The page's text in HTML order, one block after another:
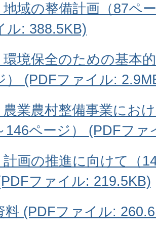
地域の整備計画（87ペ
ル: 388.5KB)
環境保全のための基本
） (PDFファイル:
農業農村整備事業にお
146ページ） (PDFファ
計画の推進に向けて（
ファイル: 219.5KB)
料 (PDFファイル: